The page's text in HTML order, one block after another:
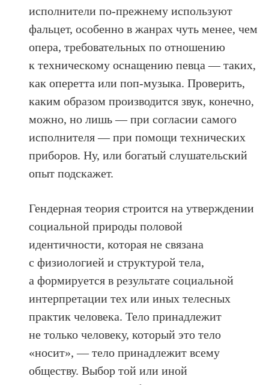
исполнители по-прежнему используют
фальцет, особенно в жанрах чуть менее, чем
опера, требовательных по отношению
к техническому оснащению певца — таких,
как оперетта или поп-музыка. Проверить,
каким образом производится звук, конечно,
можно, но лишь — при согласии самого
исполнителя — при помощи технических
приборов. Ну, или богатый слушательский
опыт подскажет.
Гендерная теория строится на утверждении
социальной природы половой
идентичности, которая не связана
с физиологией и структурой тела,
а формируется в результате социальной
интерпретации тех или иных телесных
практик человека. Тело принадлежит
не только человеку, который это тело
«носит», — тело принадлежит всему
обществу. Выбор той или иной